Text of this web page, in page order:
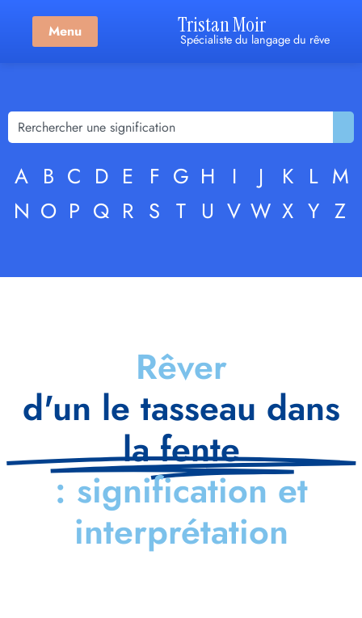
Menu Tristan Moir
Spécialiste du langage du rêve
A B C D E F G H I J K L M
N O P Q R S T U V W X Y Z
Rêver
d'un le tasseau dans
la fente
: signification et
interprétation